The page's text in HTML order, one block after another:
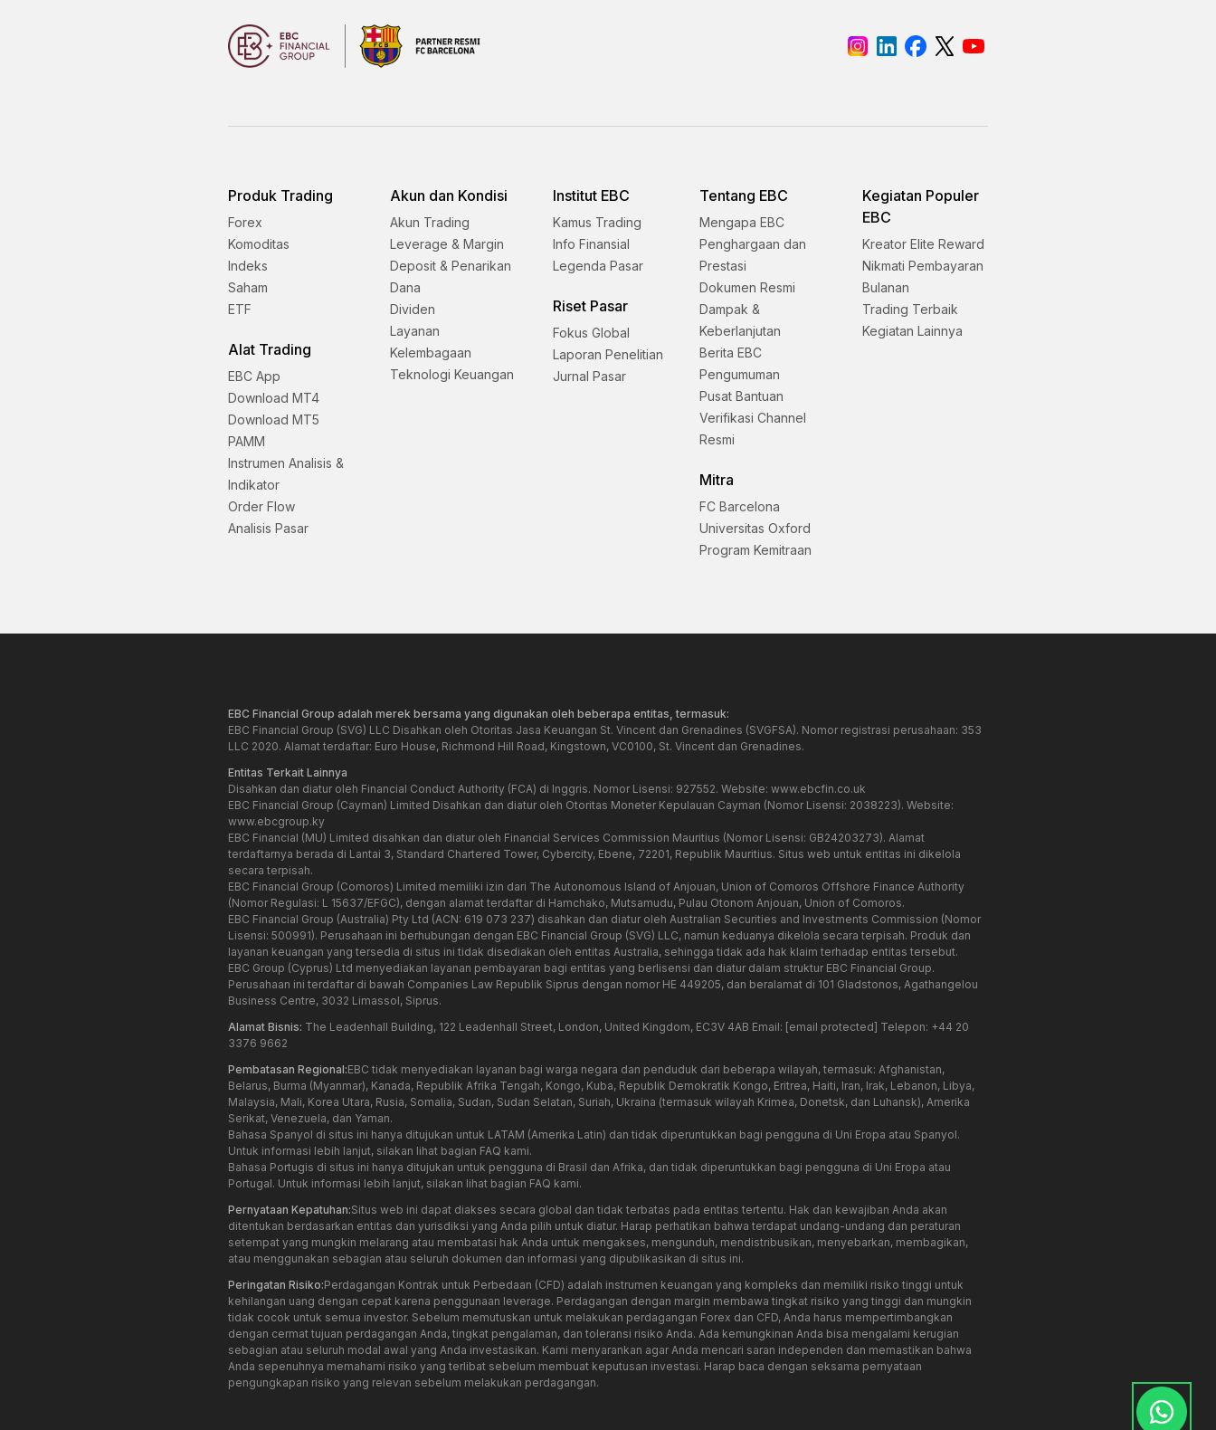
Produk Trading
Forex
Komoditas
Indeks
Saham
ETF
Alat Trading
EBC App
Download MT4
Download MT5
PAMM
Instrumen Analisis &
Indikator
Order Flow
Analisis Pasar
Akun dan Kondisi
Akun Trading
Leverage & Margin
Deposit & Penarikan
Dana
Dividen
Layanan
Kelembagaan
Teknologi Keuangan
Institut EBC
Kamus Trading
Info Finansial
Legenda Pasar
Riset Pasar
Fokus Global
Laporan Penelitian
Jurnal Pasar
Tentang EBC
Mengapa EBC
Penghargaan dan
Prestasi
Dokumen Resmi
Dampak &
Keberlanjutan
Berita EBC
Pengumuman
Pusat Bantuan
Verifikasi Channel
Resmi
Mitra
FC Barcelona
Universitas Oxford
Program Kemitraan
Kegiatan Populer
EBC
Kreator Elite Reward
Nikmati Pembayaran
Bulanan
Trading Terbaik
Kegiatan Lainnya
EBC Financial Group adalah merek bersama yang digunakan oleh beberapa entitas, termasuk:
EBC Financial Group (SVG) LLC Disahkan oleh Otoritas Jasa Keuangan St. Vincent dan Grenadines (SVGFSA). Nomor registrasi perusahaan: 353
LLC 2020. Alamat terdaftar: Euro House, Richmond Hill Road, Kingstown, VC0100, St. Vincent dan Grenadines.
Entitas Terkait Lainnya
Disahkan dan diatur oleh Financial Conduct Authority (FCA) di Inggris. Nomor Lisensi: 927552. Website: www.ebcfin.co.uk
EBC Financial Group (Cayman) Limited Disahkan dan diatur oleh Otoritas Moneter Kepulauan Cayman (Nomor Lisensi: 2038223). Website:
www.ebcgroup.ky
EBC Financial (MU) Limited disahkan dan diatur oleh Financial Services Commission Mauritius (Nomor Lisensi: GB24203273). Alamat
terdaftarnya berada di Lantai 3, Standard Chartered Tower, Cybercity, Ebene, 72201, Republik Mauritius. Situs web untuk entitas ini dikelola
secara terpisah.
EBC Financial Group (Comoros) Limited memiliki izin dari The Autonomous Island of Anjouan, Union of Comoros Offshore Finance Authority
(Nomor Regulasi: L 15637/EFGC), dengan alamat terdaftar di Hamchako, Mutsamudu, Pulau Otonom Anjouan, Union of Comoros.
EBC Financial Group (Australia) Pty Ltd (ACN: 619 073 237) disahkan dan diatur oleh Australian Securities and Investments Commission (Nomor
Lisensi: 500991). Perusahaan ini berhubungan dengan EBC Financial Group (SVG) LLC, namun keduanya dikelola secara terpisah. Produk dan
layanan keuangan yang tersedia di situs ini tidak disediakan oleh entitas Australia, sehingga tidak ada hak klaim terhadap entitas tersebut.
EBC Group (Cyprus) Ltd menyediakan layanan pembayaran bagi entitas yang berlisensi dan diatur dalam struktur EBC Financial Group.
Perusahaan ini terdaftar di bawah Companies Law Republik Siprus dengan nomor HE 449205, dan beralamat di 101 Gladstonos, Agathangelou
Business Centre, 3032 Limassol, Siprus.
Alamat Bisnis: The Leadenhall Building, 122 Leadenhall Street, London, United Kingdom, EC3V 4AB Email: [email protected] Telepon: +44 20
3376 9662
Pembatasan Regional:EBC tidak menyediakan layanan bagi warga negara dan penduduk dari beberapa wilayah, termasuk: Afghanistan,
Belarus, Burma (Myanmar), Kanada, Republik Afrika Tengah, Kongo, Kuba, Republik Demokratik Kongo, Eritrea, Haiti, Iran, Irak, Lebanon, Libya,
Malaysia, Mali, Korea Utara, Rusia, Somalia, Sudan, Sudan Selatan, Suriah, Ukraina (termasuk wilayah Krimea, Donetsk, dan Luhansk), Amerika
Serikat, Venezuela, dan Yaman.
Bahasa Spanyol di situs ini hanya ditujukan untuk LATAM (Amerika Latin) dan tidak diperuntukkan bagi pengguna di Uni Eropa atau Spanyol.
Untuk informasi lebih lanjut, silakan lihat bagian FAQ kami.
Bahasa Portugis di situs ini hanya ditujukan untuk pengguna di Brasil dan Afrika, dan tidak diperuntukkan bagi pengguna di Uni Eropa atau
Portugal. Untuk informasi lebih lanjut, silakan lihat bagian FAQ kami.
Pernyataan Kepatuhan:Situs web ini dapat diakses secara global dan tidak terbatas pada entitas tertentu. Hak dan kewajiban Anda akan
ditentukan berdasarkan entitas dan yurisdiksi yang Anda pilih untuk diatur. Harap perhatikan bahwa terdapat undang-undang dan peraturan
setempat yang mungkin melarang atau membatasi hak Anda untuk mengakses, mengunduh, mendistribusikan, menyebarkan, membagikan,
atau menggunakan sebagian atau seluruh dokumen dan informasi yang dipublikasikan di situs ini.
Peringatan Risiko:Perdagangan Kontrak untuk Perbedaan (CFD) adalah instrumen keuangan yang kompleks dan memiliki risiko tinggi untuk
kehilangan uang dengan cepat karena penggunaan leverage. Perdagangan dengan margin membawa tingkat risiko yang tinggi dan mungkin
tidak cocok untuk semua investor. Sebelum memutuskan untuk melakukan perdagangan Forex dan CFD, Anda harus mempertimbangkan
dengan cermat tujuan perdagangan Anda, tingkat pengalaman, dan toleransi risiko Anda. Ada kemungkinan Anda bisa mengalami kerugian
sebagian atau seluruh modal awal yang Anda investasikan. Kami menyarankan agar Anda mencari saran independen dan memastikan bahwa
Anda sepenuhnya memahami risiko yang terlibat sebelum membuat keputusan investasi. Harap baca dengan seksama pernyataan
pengungkapan risiko yang relevan sebelum melakukan perdagangan.